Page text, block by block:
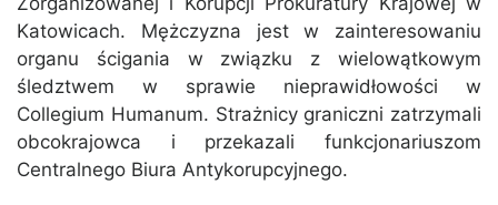
Katowicach. Mężczyzna jest w zainteresowaniu
organu ścigania w związku z wielowątkowym
śledztwem w sprawie nieprawidłowości w
Collegium Humanum. Strażnicy graniczni zatrzymali
obcokrajowca i przekazali funkcjonariuszom
Centralnego Biura Antykorupcyjnego.